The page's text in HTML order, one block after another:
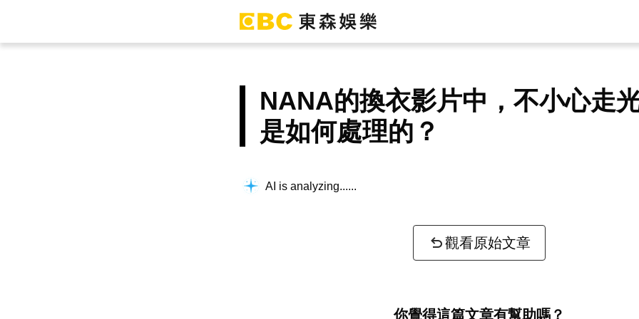
NANA的換衣影片中，不小心走
是如何處理的？
AI is analyzing...
觀看原始文章
你覺得這篇文章有幫助嗎？